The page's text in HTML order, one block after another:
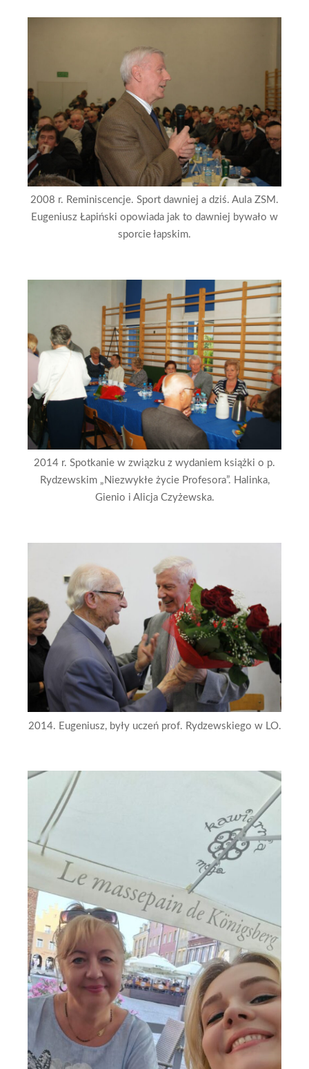
2008 r. Reminiscencje. Sport dawniej a dziś. Aula ZSM.
Eugeniusz Łapiński opowiada jak to dawniej bywało w
sporcie łapskim.
2014 r. Spotkanie w związku z wydaniem książki o p.
Rydzewskim „Niezwykłe życie Profesora”. Halinka,
Gienio i Alicja Czyżewska.
2014. Eugeniusz, były uczeń prof. Rydzewskiego w LO.